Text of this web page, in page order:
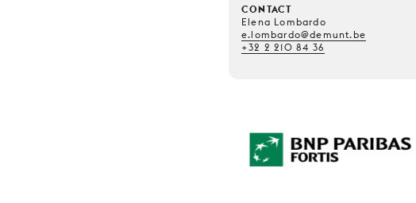
CONTACT
Elena Lombardo
e.lombardo@demunt.be
+32 2 210 84 36